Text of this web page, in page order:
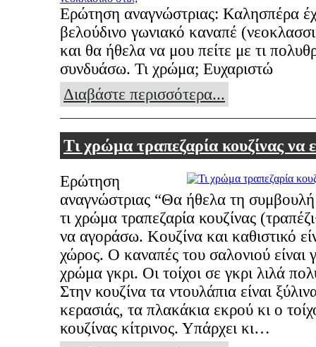
Ερώτηση αναγνώστριας: Καλησπέρα
βελούδινο γωνιακό καναπέ
και θα ήθελα να μου πείτε με τι
συνδυάσω. Τι χρώμα; Ευχαριστώ
Διαβάστε περισσότερα...
Τι χρώμα τραπεζαρία κουζίνας να
Ερώτηση
αναγνώστριας “Θα ήθελα τη συμβουλή
τι χρώμα τραπεζαρία κουζίνας
να αγοράσω. Κουζίνα και καθιστικό
χώρος. Ο καναπές του σαλονιού είναι
χρώμα γκρι. Οι τοίχοι σε γκρι λιλά
Στην κουζίνα τα ντουλάπια είναι
κερασιάς, τα πλακάκια εκρού κι ο
κουζίνας κίτρινος. Υπάρχει κι…